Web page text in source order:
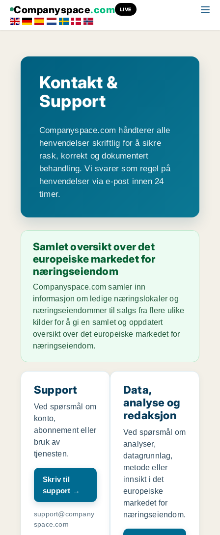
Companyspace.com LIVE
Kontakt &
Support
Companyspace.com håndterer alle
henvendelser skriftlig for å sikre
rask, korrekt og dokumentert
behandling. Vi svarer som regel på
henvendelser via e-post innen 24
timer.
Samlet oversikt over det
europeiske markedet for
næringseiendom
Companyspace.com samler inn
informasjon om ledige næringslokaler og
næringseiendommer til salgs fra flere ulike
kilder for å gi en samlet og oppdatert
oversikt over det europeiske markedet for
næringseiendom.
Support
Ved spørsmål om
konto,
abonnement eller
bruk av
tjenesten.
Skriv til
support →
support@company
space.com
Data,
analyse og
redaksjon
Ved spørsmål om
analyser,
datagrunnlag,
metode eller
innsikt i det
europeiske
markedet for
næringseiendom.